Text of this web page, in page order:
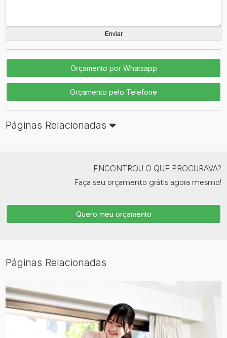
Orçamento por Whatsapp
Orçamento pelo Telefone
Páginas Relacionadas
ENCONTROU O QUE PROCURAVA?
Faça seu orçamento grátis agora mesmo!
Quero meu orçamento
Páginas Relacionadas